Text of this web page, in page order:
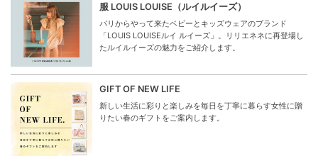
服 LOUIS LOUISE（ルイルイーズ）
パリからやって来たベビーとキッズウェアのブランド
「LOUIS LOUISEルイ ルイーズ」。リリエネネに再登場し
たルイルイーズの魅力をご紹介します。
GIFT OF NEW LIFE
新しい生活に彩りと楽しみを毎日を丁寧に暮らす女性に贈
りたい春のギフトをご案内します。